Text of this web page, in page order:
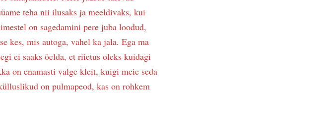
teha nii ilusaks ja meeldivaks, kui
on sagedamini pere juba loodud,
kes, mis autoga, vahel ka jala. Ega ma
ei saaks öelda, et riietus oleks kuidagi
on enamasti valge kleit, kuigi meie seda
on pulmapeod, kas on rohkem